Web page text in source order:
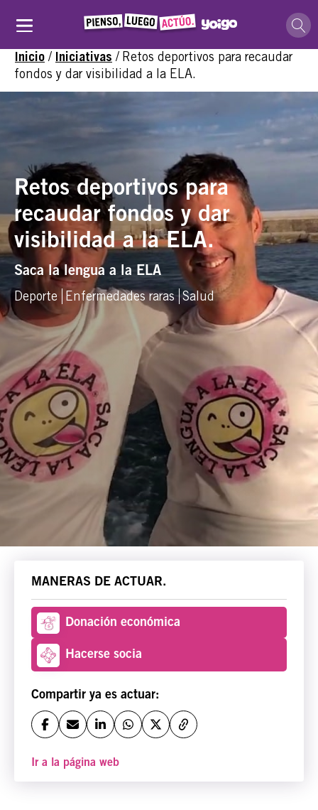
Inicio / Iniciativas / Retos deportivos para recaudar
fondos y dar visibilidad a la ELA.
Retos deportivos para
recaudar fondos y dar
visibilidad a la ELA.
Saca la lengua a la ELA
Deporte Enfermedades raras Salud
MANERAS DE ACTUAR.
Donación económica
Hacerse socia
Compartir ya es actuar:
Ir a la página web